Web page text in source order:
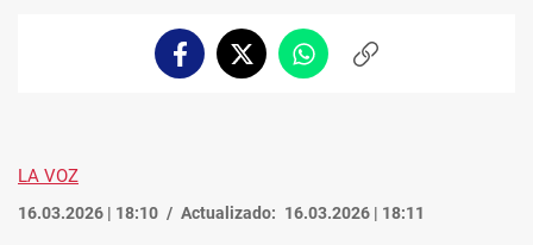
FacebookTwitterWhatsappCopiar
LA VOZ
16.03.2026 | 18:10 Actualizado: 16.03.2026 | 18:11